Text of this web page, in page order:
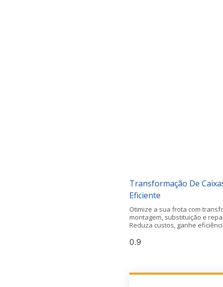
Transformação De
Eficiente
Otimize a sua frota com
montagem, substituição e
Reduza custos, ganhe